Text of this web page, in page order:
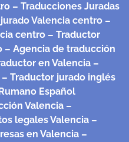
– Traducciones Juradas
Valencia centro –
centro – Traductor
– Agencia de traducción
en Valencia –
– Traductor jurado inglés
Español
Valencia –
legales Valencia –
en Valencia –